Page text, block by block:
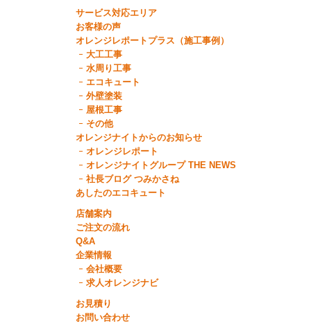
サービス対応エリア
お客様の声
オレンジレポートプラス（施工事例）
大工工事
水周り工事
エコキュート
外壁塗装
屋根工事
その他
オレンジナイトからのお知らせ
オレンジレポート
オレンジナイトグループ THE NEWS
社長ブログ つみかさね
あしたのエコキュート
店舗案内
ご注文の流れ
Q&A
企業情報
会社概要
求人オレンジナビ
お見積り
お問い合わせ